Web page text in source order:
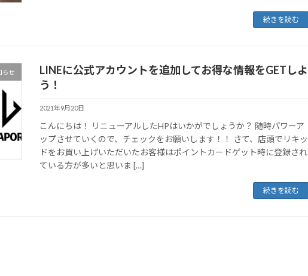
続きを読む
らせ
LINEに公式アカウントを追加してお得な情報をGETしよ
う！
2021年9月20日
こんにちは！ リニューアルしたHPはいかがでしょうか？ 随時パワーア
ップさせていくので、チェックをお願いします！！ さて、店頭でリキッ
ドをお買い上げいただいたお客様はポイントカードゲット時に登録され
ている方が多いと思いま […]
続きを読む